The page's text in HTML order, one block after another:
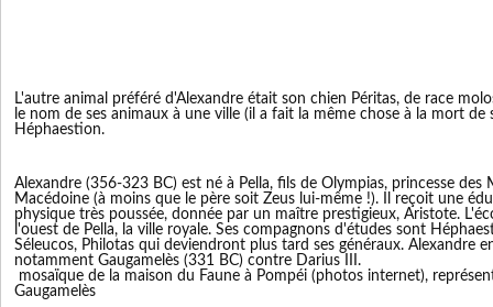
L'autre animal préféré d'Alexandre était son chien Péritas, de race
le nom de ses animaux à une ville (il a fait la même chose à la mort
Héphaestion.
Alexandre (356-323 BC) est né à Pella, fils de Olympias, princesse des
Macédoine (à moins que le père soit Zeus lui-même !). Il reçoit une
physique très poussée, donnée par un maître prestigieux, Aristote.
l'ouest de Pella, la ville royale. Ses compagnons d'études sont
Séleucos, Philotas qui deviendront plus tard ses généraux. Alexandre
notamment Gaugamelès (331 BC) contre Darius III.
mosaïque de la maison du Faune à Pompéi (photos internet),
Gaugamelès